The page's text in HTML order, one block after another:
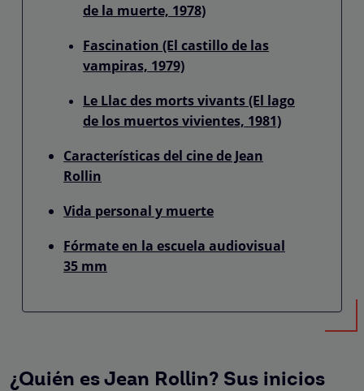
de la muerte, 1978)
Fascination (El castillo de las
vampiras, 1979)
Le Llac des morts vivants (El lago
de los muertos vivientes, 1981)
Características del cine de Jean
Rollin
Vida personal y muerte
Fórmate en la escuela audiovisual
35 mm
¿Quién es Jean Rollin? Sus inicios